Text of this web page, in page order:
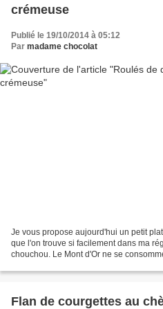
crémeuse
Publié le 19/10/2014 à 05:12
Par madame chocolat
Je vous propose aujourd'hui un petit
que l'on trouve si facilement dans ma
chouchou. Le Mont d'Or ne se
Flan de courgettes au